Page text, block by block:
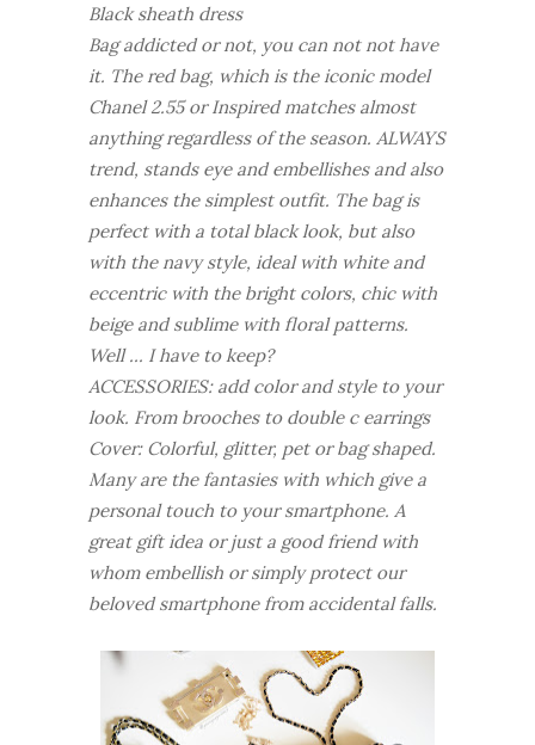
Black sheath dress
Bag addicted or not, you can not not have
it. The red bag, which is the iconic model
Chanel 2.55 or Inspired matches almost
anything regardless of the season. ALWAYS
trend, stands eye and embellishes and also
enhances the simplest outfit. The bag is
perfect with a total black look, but also
with the navy style, ideal with white and
eccentric with the bright colors, chic with
beige and sublime with floral patterns.
Well ... I have to keep?
ACCESSORIES: add color and style to your
look. From brooches to double c earrings
Cover: Colorful, glitter, pet or bag shaped.
Many are the fantasies with which give a
personal touch to your smartphone. A
great gift idea or just a good friend with
whom embellish or simply protect our
beloved smartphone from accidental falls.